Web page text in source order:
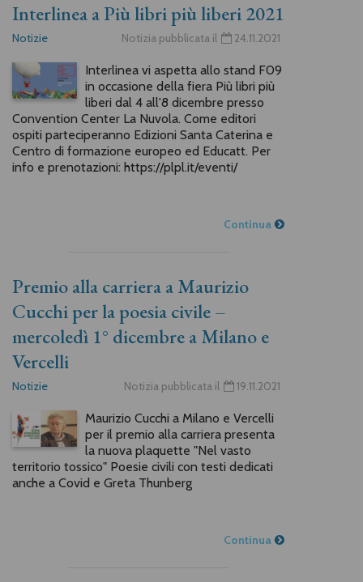
Interlinea a Più libri più liberi 2021
Notizie Notizia pubblicata il 24.11.2021
Interlinea vi aspetta allo stand F09
in occasione della fiera Più libri più
liberi dal 4 all'8 dicembre presso
Convention Center La Nuvola. Come editori
ospiti parteciperanno Edizioni Santa Caterina e
Centro di formazione europeo ed Educatt. Per
info e prenotazioni: https://plpl.it/eventi/
Continua
Premio alla carriera a Maurizio
Cucchi per la poesia civile –
mercoledì 1° dicembre a Milano e
Vercelli
Notizie Notizia pubblicata il 19.11.2021
Maurizio Cucchi a Milano e Vercelli
per il premio alla carriera presenta
la nuova plaquette "Nel vasto
territorio tossico" Poesie civili con testi dedicati
anche a Covid e Greta Thunberg
Continua